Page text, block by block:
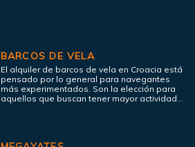
BARCOS DE VELA
El alquiler de barcos de vela en Croacia está
pensado por lo general para navegantes
más experimentados. Son la elección para
aquellos que buscan tener mayor actividad...